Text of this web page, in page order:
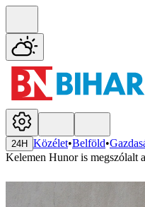
24H Közélet•Belföld•
Kelemen Hunor is megszólalt